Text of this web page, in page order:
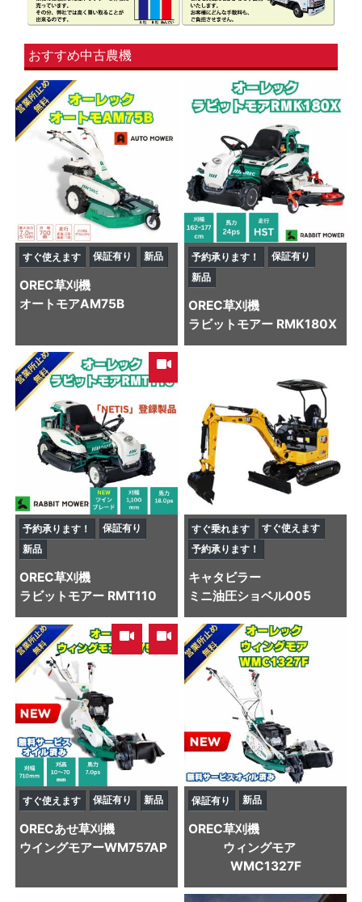
おすすめ中古農機
すぐ使えます 保証有り 新品
OREC草刈機
オートモアAM75B
予約承ります！
保証有り
新品
OREC草刈機
ラビットモアー RMK180X
予約承ります！
保証有り
新品
OREC草刈機
ラビットモアー RMT110
すぐ乗れます
すぐ使えます
予約承ります！
キャタビラー
ミニ油圧ショベル005
,
すぐ使えます 保証有り 新品
ORECあせ草刈機
ウイングモアーWM757AP
保証有り 新品
OREC草刈機
ウィングモア
WMC1327F